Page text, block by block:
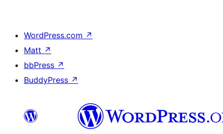
WordPress.com ↗
Matt ↗
bbPress ↗
BuddyPress ↗